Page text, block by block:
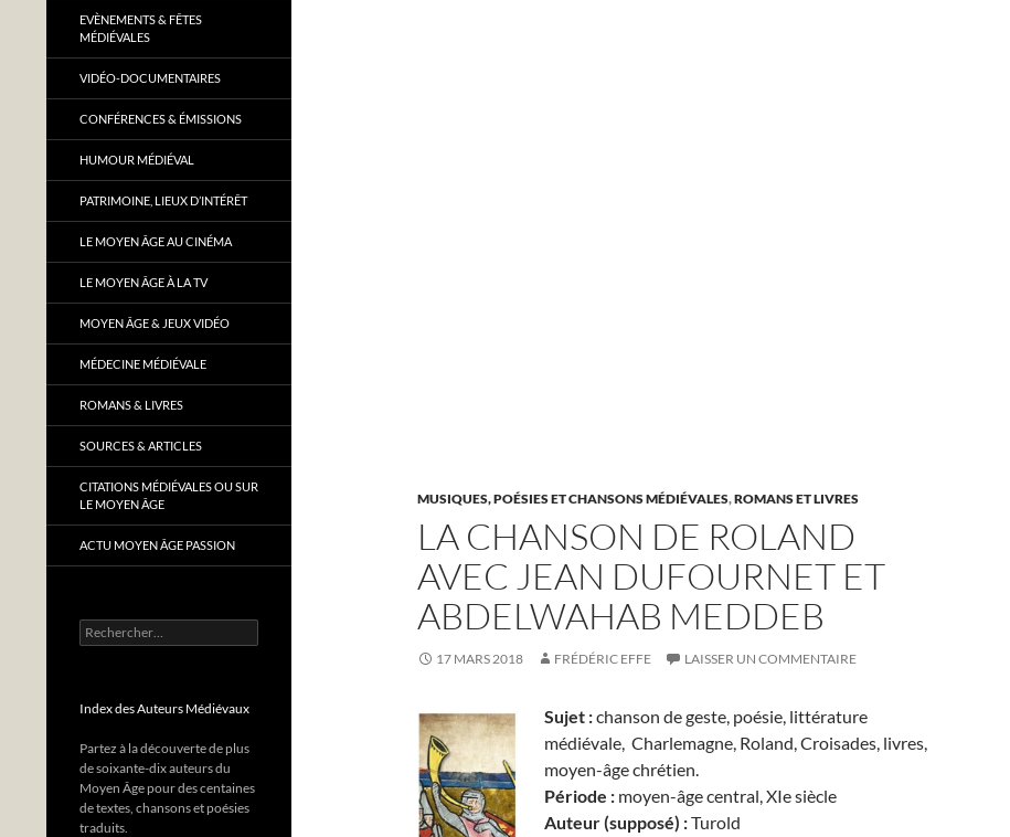
MUSIQUES, POÉSIES ET CHANSONS MÉDIÉVALES,ROMANS ET LIVRES
LA CHANSON DE ROLAND
AVEC JEAN DUFOURNET ET
ABDELWAHAB MEDDEB
17 MARS 2018 FRÉDÉRIC EFFE LAISSER UN COMMENTAIRE
Sujet :chanson de geste, poésie, littérature
médiévale, Charlemagne, Roland, Croisades, livres,
moyen-âge chrétien.
Période : moyen-âge central, XIe siècle
Auteur (supposé) :Turold
EVÈNEMENTS & FÊTES
MÉDIÉVALES
VIDÉO-DOCUMENTAIRES
CONFÉRENCES & ÉMISSIONS
HUMOUR MÉDIÉVAL
PATRIMOINE, LIEUX D’INTÉRÊT
LE MOYEN ÂGE AU CINÉMA
LE MOYEN ÂGE À LA TV
MOYEN ÂGE & JEUX VIDÉO
MÉDECINE MÉDIÉVALE
ROMANS & LIVRES
SOURCES & ARTICLES
CITATIONS MÉDIÉVALES OU SUR
LE MOYEN ÂGE
ACTU MOYEN ÂGE PASSION
Rechercher :
Index des Auteurs Médiévaux
Partez à la découverte de plus
de soixante-dix auteurs du
Moyen Âge pour des centaines
de textes, chansons et poésies
traduits.